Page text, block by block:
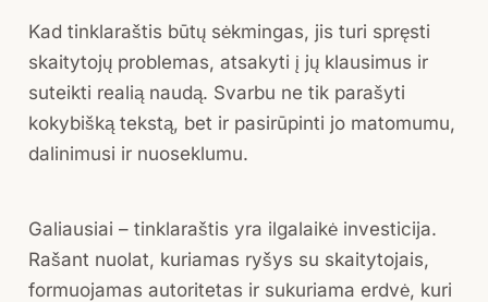
Kad tinklaraštis būtų sėkmingas, jis turi spręsti
skaitytojų problemas, atsakyti į jų klausimus ir
suteikti realią naudą. Svarbu ne tik parašyti
kokybišką tekstą, bet ir pasirūpinti jo matomumu,
dalinimusi ir nuoseklumu.
Galiausiai – tinklaraštis yra ilgalaikė investicija.
Rašant nuolat, kuriamas ryšys su skaitytojais,
formuojamas autoritetas ir sukuriama erdvė, kuri